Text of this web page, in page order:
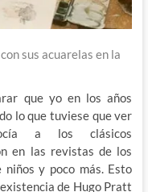
sus acuarelas en la
que yo en los años
lo que tuviese que ver
a los clásicos
en las revistas de los
niños y poco más. Esto
de Hugo Pratt